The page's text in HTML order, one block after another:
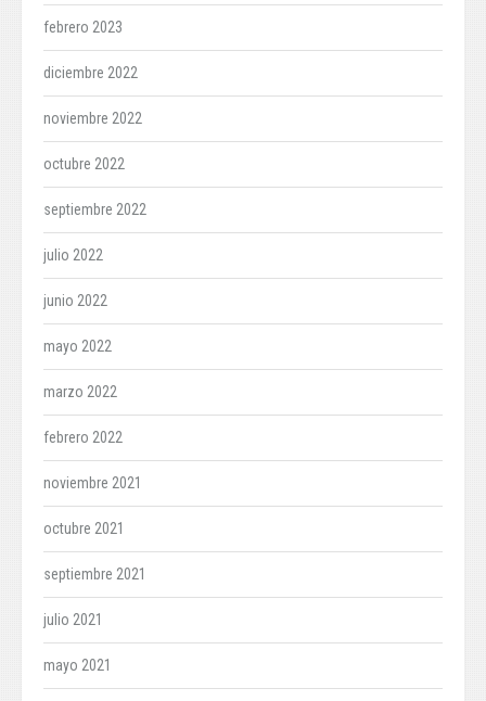
febrero 2023
diciembre 2022
noviembre 2022
octubre 2022
septiembre 2022
julio 2022
junio 2022
mayo 2022
marzo 2022
febrero 2022
noviembre 2021
octubre 2021
septiembre 2021
julio 2021
mayo 2021